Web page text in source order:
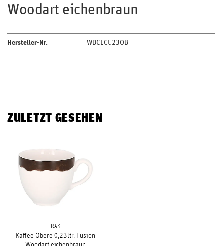
Woodart eichenbraun
Hersteller-Nr. WDCLCU23OB
ZULETZT GESEHEN
RAK
Kaffee Obere 0,23ltr. Fusion